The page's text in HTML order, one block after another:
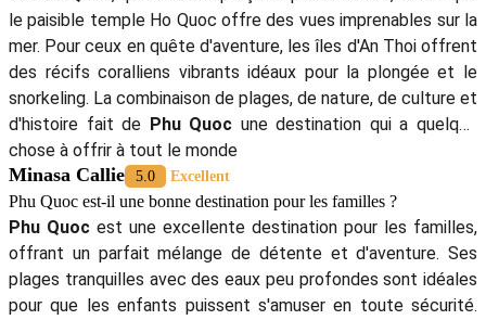
En suivant ces conseils, vous vous assurerez que votre visite de
jours à Phu Quocsoit agréable et remplie de découvertes
inoubliables !
En conclusion, mon voyage de3 jours à Phu Quocavec Autour
Asia a été un voyage inoubliable, rempli de découvertes incroyables,
de moments de détente et d’aventures excitantes. L’île offre une
variété d’activités permettant de profiter pleinement de son charme
unique, de ses paysages à couper le souffle et de sa culture
authentique. Si vous prévoyez de
recommande vivement cette destination. C’est l’endroit idéal pour
une escapade courte qui combine relaxation et exploration !
Voici l’avis de M. Alexis concernant itinéraire de3 jours à Phu
Quoc
. Si vous avez des questions ou souhaitez être accompagné
dans votre voyage en Asie du Sud-Est, n’hésitez pas à contacter
Autour Asia,Agence de voyage locale francophone au
Vietnampour obtenir une réponse rapide de nos conseillers et